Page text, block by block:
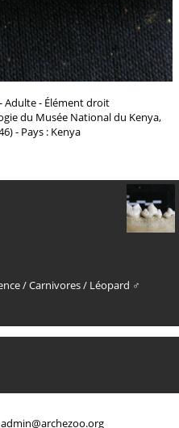
Adulte - Élément droit
du Musée National du Kenya,
- Pays : Kenya
/Carnivores/ Léopard ♂
admin@archezoo.org